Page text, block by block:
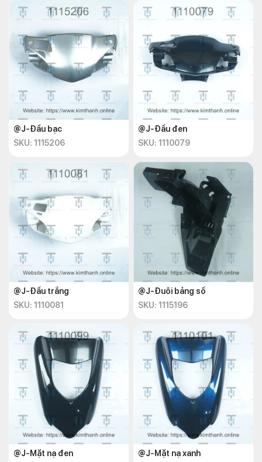
@J-Đầu bạc
SKU: 1115206
@J-Đầu đen
SKU: 1110079
@J-Đầu trắng
SKU: 1110081
@J-Đuôi bảng số
SKU: 1115196
@J-Mặt nạ đen
@J-Mặt nạ xanh